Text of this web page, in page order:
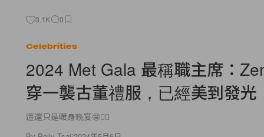
3.1K 0
Celebrities
2024 Met Gala 最稱職主席：
穿一襲古董禮服，已經美到發光
這還只是暖身晚宴🤩🧚‍♀️